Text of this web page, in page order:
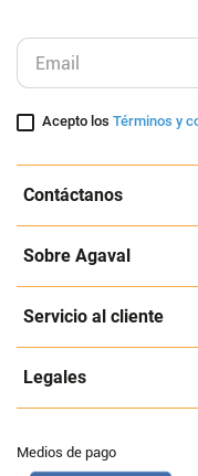
Acepto losTérminos y
Contáctanos
Sobre Agaval
Servicio al cliente
Legales
Medios de pago